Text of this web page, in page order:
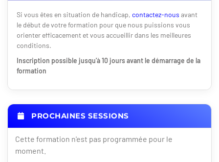
Si vous êtes en situation de handicap, contactez-nous avant
le début de votre formation pour que nous puissions vous
orienter efficacement et vous accueillir dans les meilleures
conditions.
Inscription possible jusqu'à 10 jours avant le démarrage de la
formation
PROCHAINES SESSIONS
Cette formation n'est pas programmée pour le
moment.